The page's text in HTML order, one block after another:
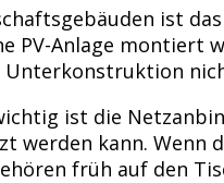
ist
PV-Anlage montiert
Unterkonstruktion
ist die
werden kann. Wenn
früh auf den